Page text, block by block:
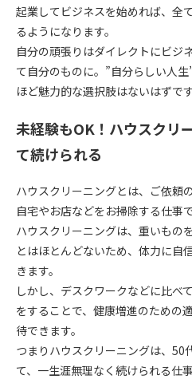
起業してビジネスを始めれば、全
るようになります。
自分の頑張りはダイレクトにビジ
て自分のものに。”自分らしい人
ほど魅力的な選択肢はないはずです
未経験もOK！ハウスクリ
て続けられる
ハウスクリーニングとは、ご依頼
自宅やお店などをお掃除する仕事で
ハウスクリーニングは、重いもの
とはほとんどないため、 体力に自
きます。
しかし、デスクワークなどに比べ
をすることで、健康増進のための
待できます。
つまりハウスクリーニングは、50
て、一生涯無理なく続けられる仕事